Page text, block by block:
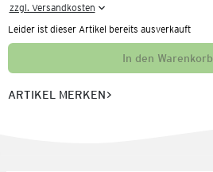
zzgl. Versandkosten
Leider ist dieser Artikel bereits ausverkauft
In den Warenkorb
ARTIKEL MERKEN